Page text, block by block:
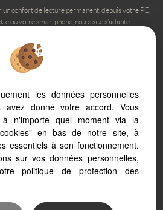
confort de lecture permanent, depuis votre PC,
ou votre smartphone, notre site s’adapte
Création site immobilier
Référencement site immobilier
les données personnelles
avez donné votre accord. Vous
n'importe quel moment via la
en bas de notre site, à
essentiels à son fonctionnement.
sur vos données personnelles,
politique de protection des